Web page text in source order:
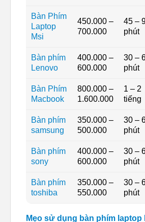
Bàn Phím
Laptop
Msi
450.000 –
700.000
45 –
phút
Bàn phím
Lenovo
400.000 –
600.000
30 –
phút
Bàn Phím
Macbook
800.000 –
1.600.000
1 – 2
tiếng
Bàn phím
samsung
350.000 –
500.000
30 –
phút
Bàn phím
sony
400.000 –
600.000
30 –
phút
Bàn phím
toshiba
350.000 –
550.000
30 –
phút
Mẹo sử dụng bàn phím laptop